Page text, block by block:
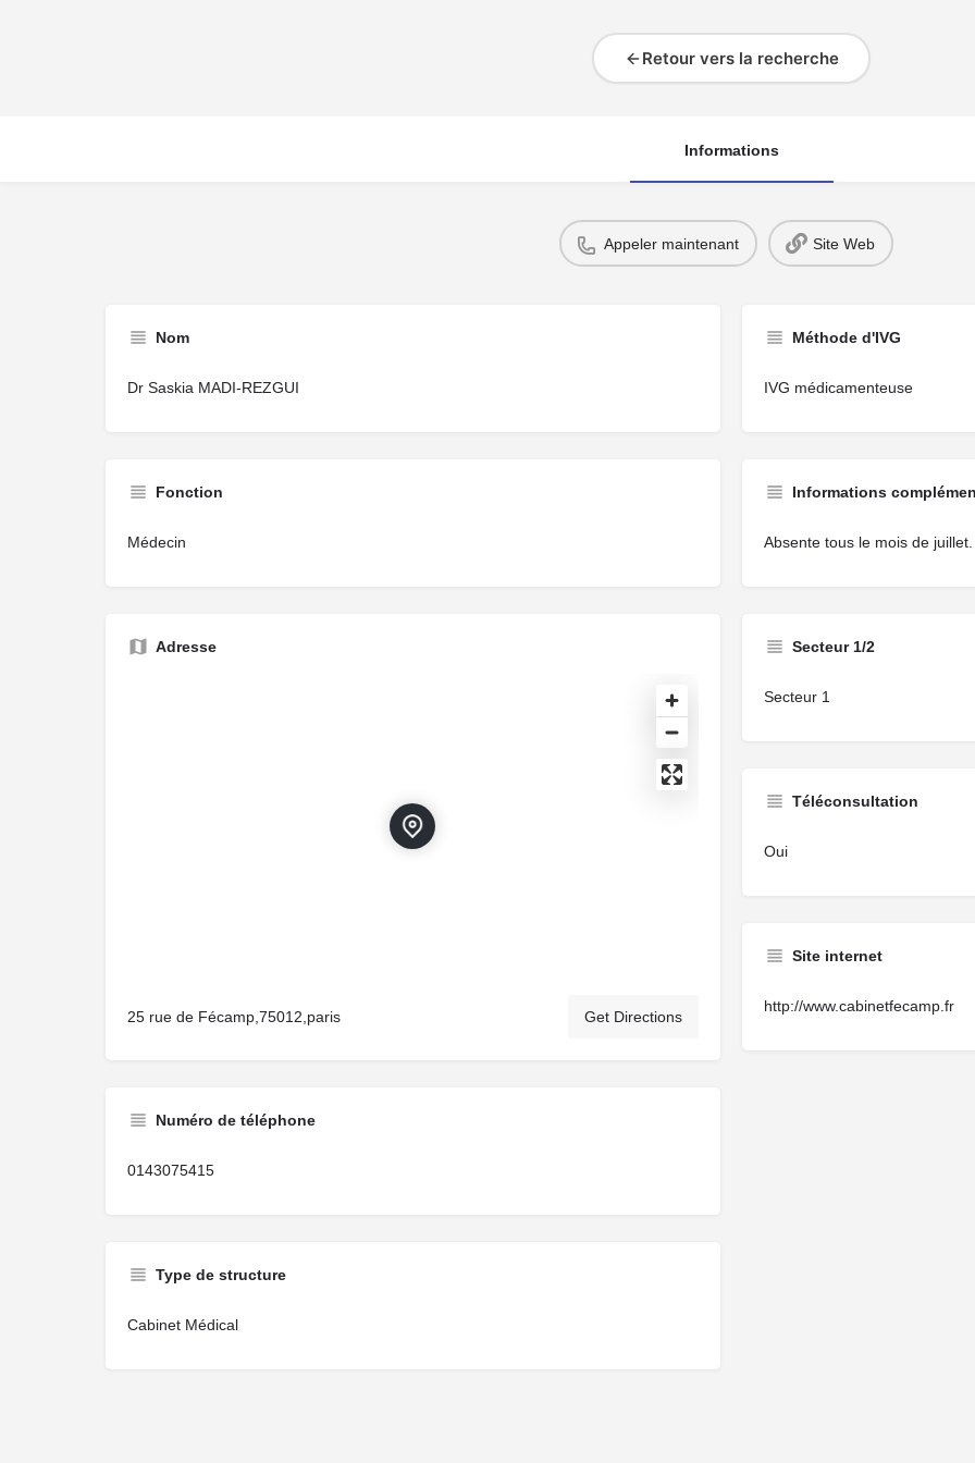
Retour vers la recherche
Informations
Appeler maintenant Site Web
Nom
Dr Saskia MADI-REZGUI
Fonction
Médecin
Adresse
25 rue de Fécamp,75012,paris Get Directions
Numéro de téléphone
0143075415
Type de structure
Cabinet Médical
Méthode d'IVG
IVG médicamenteuse
Informations
Absente tous le mois de juillet.
Secteur 1/2
Secteur 1
Téléconsultation
Oui
Site internet
http://www.cabinetfecamp.fr